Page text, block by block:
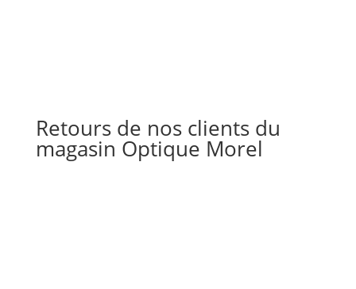
Retours de nos clients du
magasin Optique Morel